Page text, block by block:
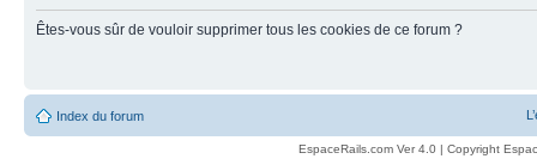
Êtes-vous sûr de vouloir supprimer tous les cookies de ce forum ?
Index du forum
EspaceRails.com Ver 4.0 | Copyright